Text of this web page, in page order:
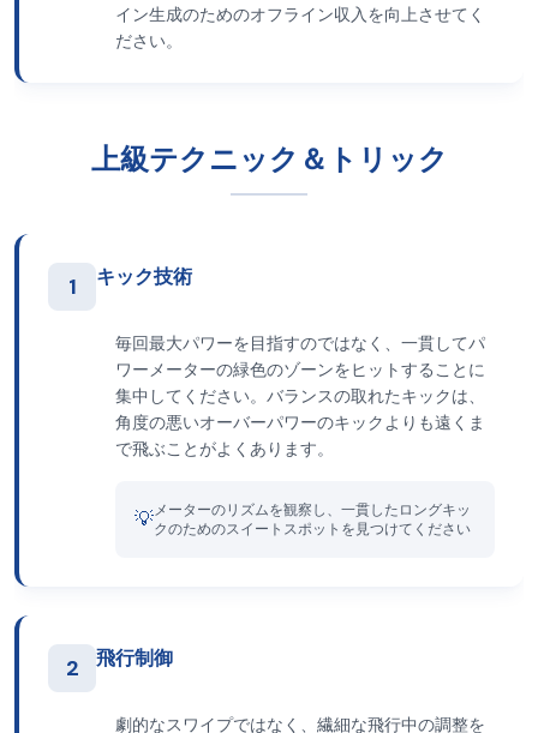
イン生成のためのオフライン収入を向上させてく
ださい。
上級テクニック＆トリック
1 キック技術
毎回最大パワーを目指すのではなく、一貫してパ
ワーメーターの緑色のゾーンをヒットすることに
集中してください。バランスの取れたキックは、
角度の悪いオーバーパワーのキックよりも遠くま
で飛ぶことがよくあります。
💡メーターのリズムを観察し、一貫したロングキッ
クのためのスイートスポットを見つけてください
2 飛行制御
劇的なスワイプではなく、繊細な飛行中の調整を